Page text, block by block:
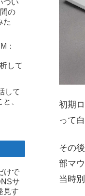
初期
って
その
部マ
当時
つい
の
た
：
して
して
、
けで
サ
見す